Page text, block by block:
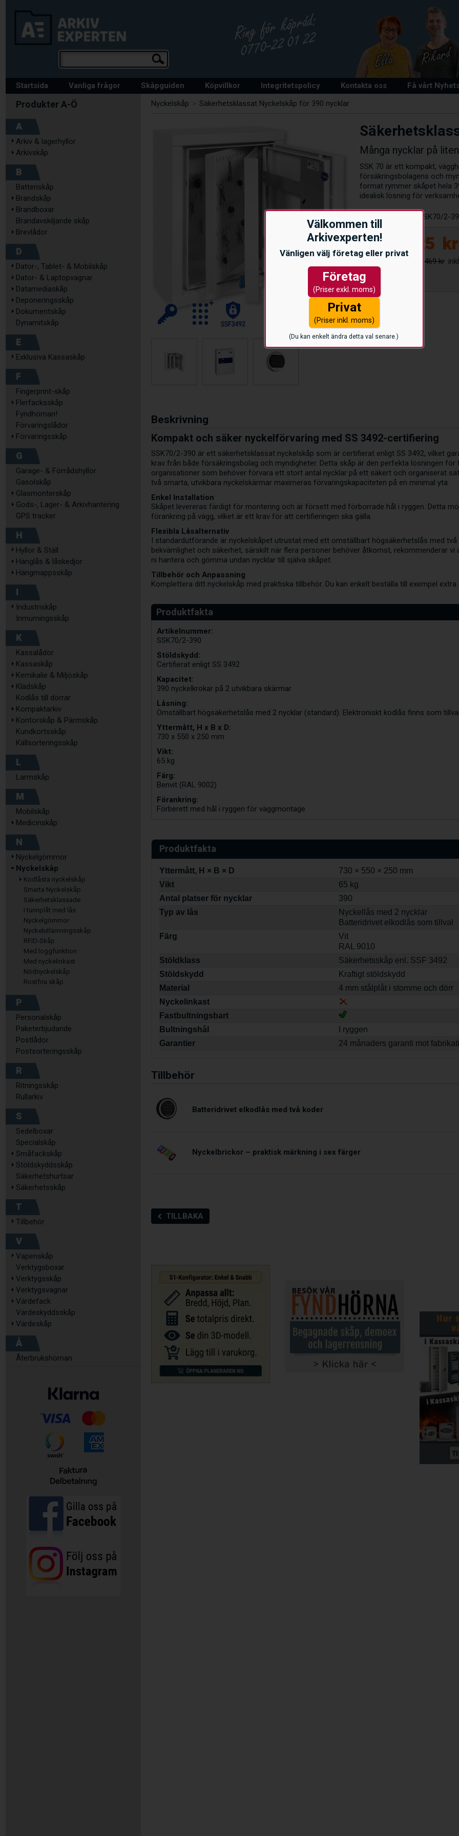
Välkommen till
Arkivexperten!
Vänligen välj företag eller privat
Företag
(Priser exkl. moms)
Privat
(Priser inkl. moms)
(Du kan enkelt ändra detta val senare.)
Startsida Vanliga frågor Skåpguiden Köpvillkor Integritetspolicy Kontakta oss Få vårt
A
Arkiv & lagerhyllor
Arkivskåp
B
Batteriskåp
Brandskåp
Brandboxar
Brandavskiljande skåp
Brevlådor
D
Dator-, Tablet- & Mobilskåp
Dator- & Laptopvagnar
Datamediaskåp
Deponeringsskåp
Dokumentskåp
Dynamitskåp
E
Exklusiva Kassaskåp
F
Fingerprint-skåp
Flerfacksskåp
Fyndhörnan!
Förvaringslådor
Förvaringsskåp
G
Garage- & Förrådshyllor
Gasolskåp
Glasmonterskåp
Gods-, Lager- & Arkivhantering
GPS tracker
H
Hyllor & Ställ
Hänglås & låskedjor
Hängmappsskåp
I
Industriskåp
Inmurningsskåp
K
Kassalådor
Kassaskåp
Kemikalie & Miljöskåp
Klädskåp
Kodlås till dörrar
Kompaktarkiv
Kontorskåp & Pärmskåp
Kundkortsskåp
Källsorteringsskåp
L
Larmskåp
M
Mobilskåp
Medicinskåp
N
Nyckelgömmor
Nyckelskåp
Kodlåsta nyckelskåp
Smarta Nyckelskåp
Säkerhetsklassade
I tunnplåt med lås
Nyckelgömmor
Nyckelutlämningsskåp
RFID-Skåp
Med loggfunktion
Med nyckelinkast
Nödnyckelskåp
Rostfria skåp
P
Personalskåp
Paketerbjudande
Postlådor
Postsorteringsskåp
R
Ritningsskåp
Rullarkiv
S
Sedelboxar
Specialskåp
Småfackskåp
Stöldskyddsskåp
Säkerhetshurtsar
Säkerhetsskåp
T
Tillbehör
V
Vapenskåp
Verktygsboxar
Verktygsskåp
Verktygsvagnar
Värdefack
Värdeskyddsskåp
Värdeskåp
Å
Återbrukshörnan
Nyckelskåp Säkerhetsklassat Nyckelskåp för 390 nycklar
Många nycklar på
SSK 70 är ett kompakt,
försäkringsbolagens och
format rymmer skåpet hela
idealisk lösning för
SSK70/2-
17.225 kr
19.469 kr
Beskrivning
Kompakt och säker nyckelförvaring med SS 3492-certifiering
SSK70/2-390 är ett säkerhetsklassat nyckelskåp som är certifierat enligt SS 3492, vilket
krav från både försäkringsbolag och myndigheter. Detta skåp är den perfekta lösningen
organisationer som behöver förvara ett stort antal nycklar på ett säkert och organiserat
två smarta, utvikbara nyckelskärmar maximeras förvaringskapaciteten på en minimal yta.
Enkel Installation
Skåpet levereras färdigt för montering och är försett med förborrade hål i ryggen. Detta
förankring på vägg, vilket är ett krav för att certifieringen ska gälla.
Flexibla Låsalternativ
I standardutförande är nyckelskåpet utrustat med ett omställbart högsäkerhetslås med
bekvämlighet och säkerhet, särskilt när flera personer behöver åtkomst, rekommenderar
ni hantera och gömma undan nycklar till själva skåpet.
Tillbehör och Anpassning
Komplettera ditt nyckelskåp med praktiska tillbehör. Du kan enkelt beställa till exempel
Artikelnummer:
SSK70/2-390
Stöldskydd:
Certifierat enligt SS 3492
Kapacitet:
390 nyckelkrokar på 2 utvikbara skärmar
Låsning:
Omställbart högsäkerhetslås med 2 nycklar (standard). Elektroniskt kodlås finns som
Yttermått, H x B x D:
730 x 550 x 250 mm
Vikt:
65 kg
Färg:
Benvit (RAL 9002)
Förankring:
Förberett med hål i ryggen för väggmontage
Produktfakta
Yttermått, H × B × D
730 × 550 × 250 mm
Vikt
65 kg
Antal platser för nycklar
390
Typ av lås
Nyckellås med 2 nycklar
Batteridrivet elkodlås som tillval
Färg
Vit
RAL 9010
Stöldklass
Säkerhetsskåp enl. SSF 3492
Stöldskydd
Kraftigt stöldskydd
Material
4 mm stålplåt i stomme och dörr
Nyckelinkast
Fastbultningsbart
Bultningshål
I ryggen
Garantier
24 månaders garanti mot
Tillbehör
Batteridrivet elkodlås med två koder
Nyckelbrickor – praktisk märkning i sex färger
TILLBAKA